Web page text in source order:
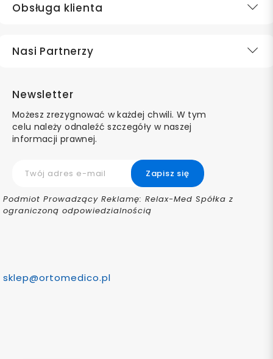
Obsługa klienta
Nasi Partnerzy
Newsletter
Możesz zrezygnować w każdej chwili. W tym
celu należy odnaleźć szczegóły w naszej
informacji prawnej.
Podmiot Prowadzący Reklamę: Relax-Med Spółka z
ograniczoną odpowiedzialnością
sklep@ortomedico.pl